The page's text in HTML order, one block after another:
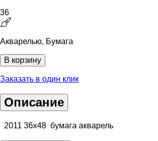
36
Акварелью, Бумага
В корзину
Заказать в один клик
Описание
2011 36х48 бумага акварель